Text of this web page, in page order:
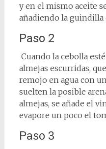
y en el mismo aceite
añadiendo la guindilla
Paso 2
Cuando la cebolla
almejas escurridas,
remojo en agua con
suelten la posible
almejas, se añade el
evapore un poco el
Paso 3